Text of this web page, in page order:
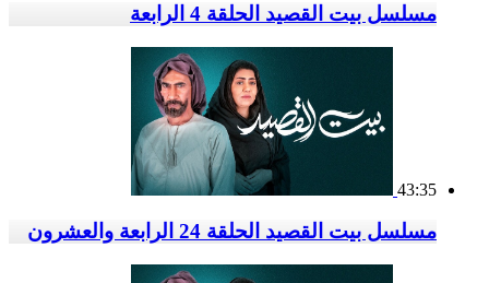
مسلسل بيت القصيد الحلقة 4 الرابعة
43:35
مسلسل بيت القصيد الحلقة 24 الرابعة والعشرون